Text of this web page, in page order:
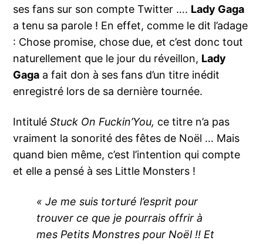
ses fans sur son compte Twitter …. Lady Gaga
a tenu sa parole ! En effet, comme le dit l’adage
: Chose promise, chose due, et c’est donc tout
naturellement que le jour du réveillon, Lady
Gaga a fait don à ses fans d’un titre inédit
enregistré lors de sa dernière tournée.
IntituléStuck On Fuckin’You, ce titre n’a pas
vraiment la sonorité des fêtes de Noël … Mais
quand bien même, c’est l’intention qui compte
et elle a pensé à ses Little Monsters !
« Je me suis torturé l’esprit pour
trouver ce que je pourrais offrir à
mes Petits Monstres pour Noël !! Et